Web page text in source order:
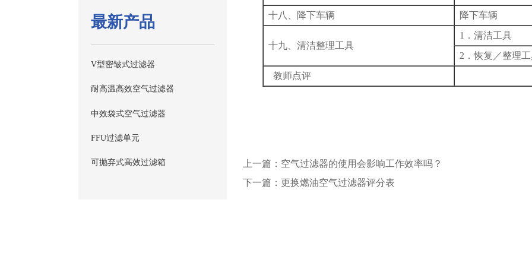
最新产品
V型密皱式过滤器
耐高温高效空气过滤器
中效袋式空气过滤器
FFU过滤单元
可抛弃式高效过滤箱
十八、降下车辆
降下车辆
十九、清洁整理工具
1．清洁工具
2．恢复／整理
教师点评
上一篇：空气过滤器的使用会影响工作效率吗？
下一篇：更换燃油空气过滤器评分表